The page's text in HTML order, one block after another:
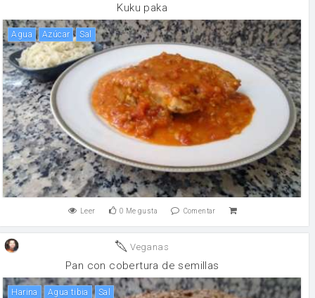
Kuku paka
agua Azúcar sal
Leer 0 Me gusta Comentar
Veganas
Pan con cobertura de semillas
harina Agua tibia sal